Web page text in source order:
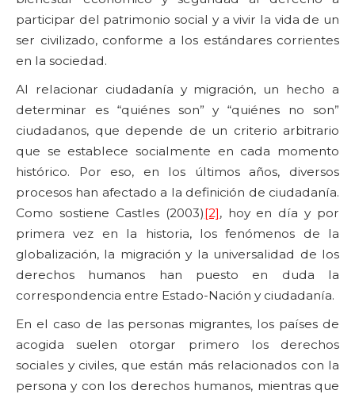
participar del patrimonio social y a vivir la vida de un
ser civilizado, conforme a los estándares corrientes
en la sociedad.
Al relacionar ciudadanía y migración, un hecho a
determinar es “quiénes son” y “quiénes no son”
ciudadanos, que depende de un criterio arbitrario
que se establece socialmente en cada momento
histórico. Por eso, en los últimos años, diversos
procesos han afectado a la definición de ciudadanía.
Como sostiene Castles (2003)[2], hoy en día y por
primera vez en la historia, los fenómenos de la
globalización, la migración y la universalidad de los
derechos humanos han puesto en duda la
correspondencia entre Estado-Nación y ciudadanía.
En el caso de las personas migrantes, los países de
acogida suelen otorgar primero los derechos
sociales y civiles, que están más relacionados con la
persona y con los derechos humanos, mientras que